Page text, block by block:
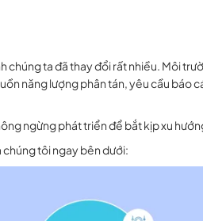
chúng ta đã thay đổi rất nhiều. Môi
năng lượng phân tán, yêu cầu báo
ngừng phát triển để bắt kịp xu
tôi ngay bên dưới: